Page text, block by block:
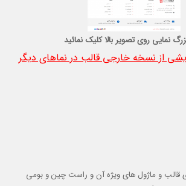
نمایی روی تصویر بالا کلیک نمائید
از نسخه خارجی قالب در نماهای دیگر
و ماژول های ویژه آن و راست چین و بومی